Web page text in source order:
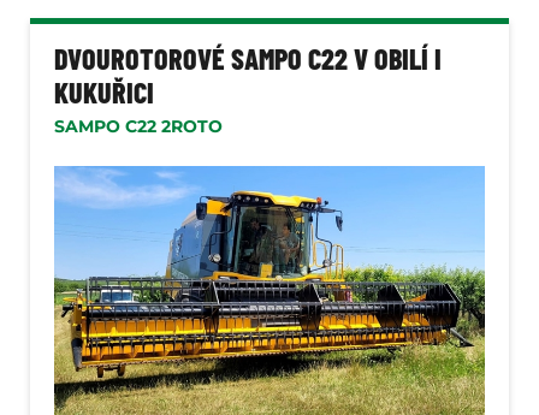
Dopravní technika
Manipulační technika
Zahradní technika
DVOUROTOROVÉ SAMPO C22 V OBILÍ I
KUKUŘICI
SAMPO C22 2ROTO